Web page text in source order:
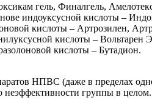
гель, Финалгель,
индоуксусной кислоты –
кислоты – Артрозилен,
кислоты –
кислоты – Бутадион.
НПВС (даже в пределах
неэффективности группы в целом.